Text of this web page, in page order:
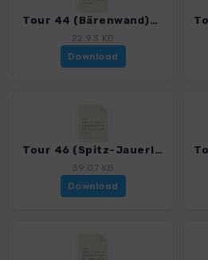
Tour 44 (Bärenwand)_4050_2.gpx
22.93 KB
Download
Tour 46 (Spitz-Jauerling-Mühldorf)_4050_2.gpx
39.07 KB
Download